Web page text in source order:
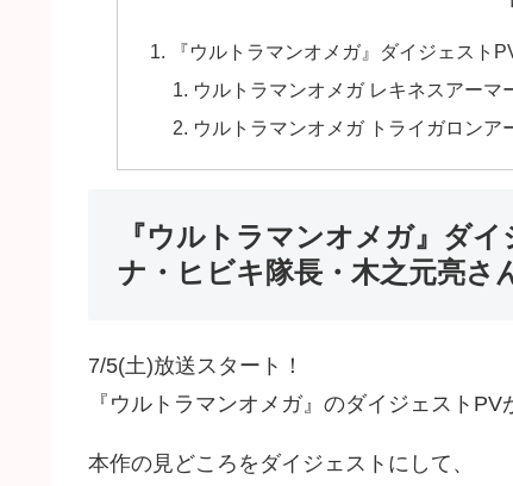
『ウルトラマンオメガ』ダイジェスト
ウルトラマンオメガ レキネスアーマ
ウルトラマンオメガ トライガロンア
『ウルトラマンオメガ』ダ
ナ・ヒビキ隊長・木之元亮さ
7/5(土)放送スタート！
『ウルトラマンオメガ』のダイジェストPV
本作の見どころをダイジェストにして、